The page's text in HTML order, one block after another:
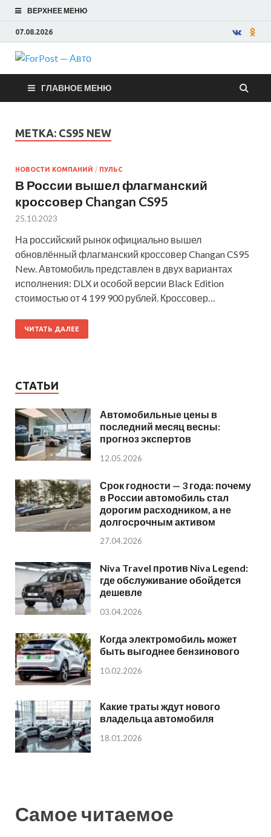
ВЕРХНЕЕ МЕНЮ
07.08.2026
ForPost —
Авто
ГЛАВНОЕ МЕНЮ
МЕТКА: CS95 NEW
НОВОСТИ КОМПАНИЙ / ПУЛЬС
В России вышел флагманский
кроссовер Changan CS95
25.10.2023
На российский рынок официально вышел
обновлённый флагманский кроссовер Changan CS95
New. Автомобиль представлен в двух вариантах
исполнения: DLX и особой версии Black Edition
стоимостью от 4 199 900 рублей. Кроссовер…
ЧИТАТЬ ДАЛЕЕ
СТАТЬИ
Автомобильные цены в
последний месяц весны:
прогноз экспертов
12.05.2026
Срок годности — 3 года: почему
в России автомобиль стал
дорогим расходником, а не
долгосрочным активом
27.04.2026
Niva Travel против Niva Legend:
где обслуживание обойдется
дешевле
03.04.2026
Когда электромобиль может
быть выгоднее бензинового
10.02.2026
Какие траты ждут нового
владельца автомобиля
18.01.2026
Самое читаемое